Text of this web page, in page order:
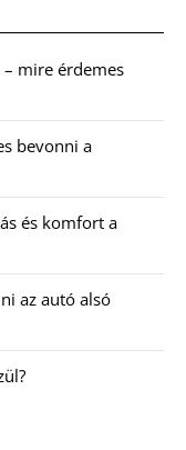
mire érdemes
bevonni a
és komfort a
az autó alsó